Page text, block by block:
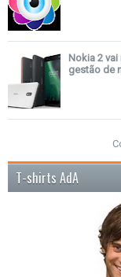
Nokia 2
gestão de
T-shirts AdA